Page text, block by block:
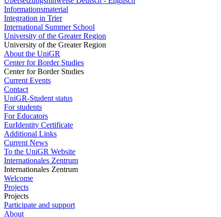
Informationsmaterial
Integration in Trier
International Summer School
University of the Greater Region
University of the Greater Region
About the UniGR
Center for Border Studies
Center for Border Studies
Current Events
Contact
UniGR-Student status
For students
For Educators
EurIdentity Certificate
Additional Links
Current News
To the UniGR Website
Internationales Zentrum
Internationales Zentrum
Welcome
Projects
Projects
Participate and support
About